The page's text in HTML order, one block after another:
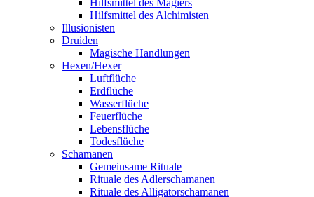
Hilfsmittel des Alchimisten
Illusionisten
Druiden
Magische Handlungen
Hexen/Hexer
Luftflüche
Erdflüche
Wasserflüche
Feuerflüche
Lebensflüche
Todesflüche
Schamanen
Gemeinsame Rituale
Rituale des Adlerschamanen
Rituale des Alligatorschamanen